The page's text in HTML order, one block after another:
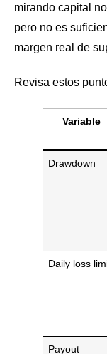
mirando capital
pero no es
margen real de
Revisa estos
Variable
Drawdown
Daily loss
Payout